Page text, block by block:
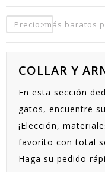
Precio: más baratos
COLLAR Y
En esta sección
gatos, encuentre
¡Elección,
favorito con total
Haga su pedido